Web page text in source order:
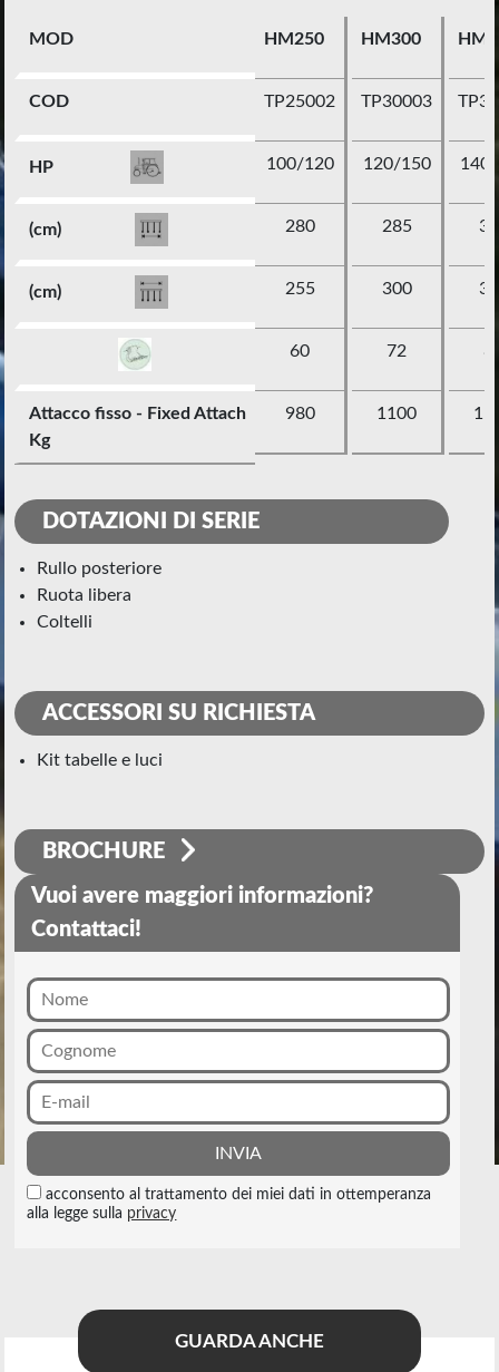
MOD
COD
HP
(cm)
(cm)
Attacco fisso - Fixed Attach
Kg
HM250
TP25002
100/120
280
255
60
980
HM300
TP30003
120/150
285
300
72
1100
DOTAZIONI DI SERIE
rullo posteriore
ruota libera
coltelli
ACCESSORI SU RICHIESTA
kit tabelle e luci
BROCHURE
Vuoi avere maggiori informazioni?
Contattaci!
acconsento al trattamento dei miei dati in ottemperanza
alla legge sulla privacy
GUARDA ANCHE